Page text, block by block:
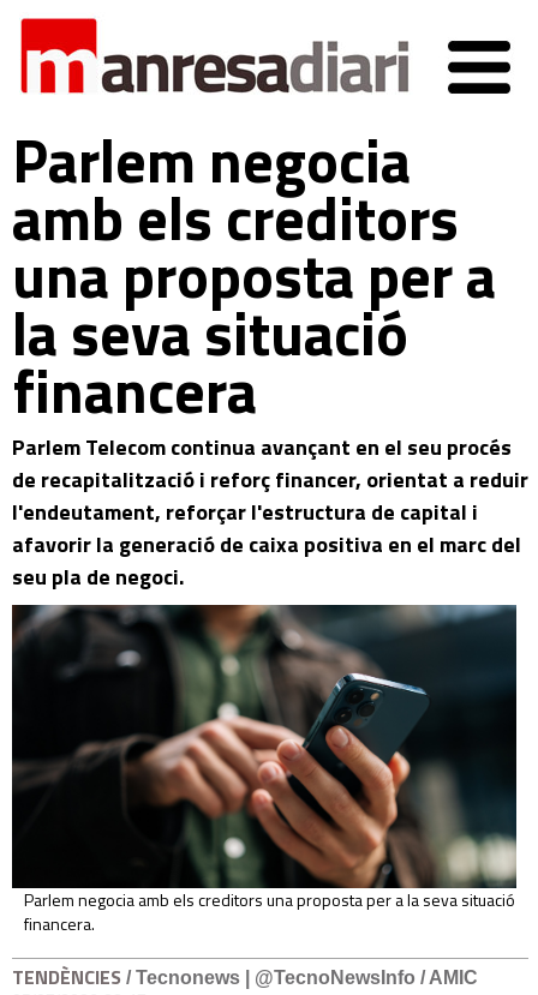
Parlem negocia
amb els creditors
una proposta per a
la seva situació
financera
Parlem Telecom continua avançant en el seu procés
de recapitalització i reforç financer, orientat a reduir
l'endeutament, reforçar l'estructura de capital i
afavorir la generació de caixa positiva en el marc del
seu pla de negoci.
Parlem negocia amb els creditors una proposta per a la seva situació
financera.
TENDÈNCIES / Tecnonews | @TecnoNewsInfo / AMIC